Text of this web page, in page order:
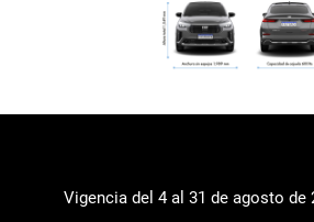
Vigencia del 4 al 31 de agosto de